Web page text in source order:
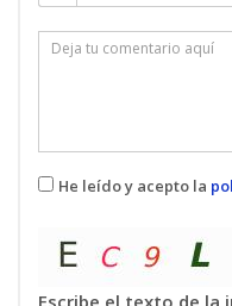
He leído y acepto la
Escribe el texto de la